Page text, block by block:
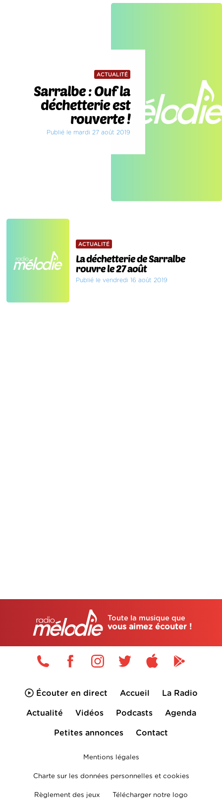
ACTUALITÉ
Sarralbe : Ouf la
déchetterie est
rouverte !
Publié le mardi 27 août 2019
ACTUALITÉ
La déchetterie de Sarralbe
rouvre le 27 août
Publié le vendredi 16 août 2019
Toute la musique que
vous aimez écouter !
Écouter en direct Accueil La Radio
Actualité Vidéos Podcasts Agenda
Petites annonces Contact
Mentions légales
Charte sur les données personnelles et cookies
Règlement des jeux Télécharger notre logo